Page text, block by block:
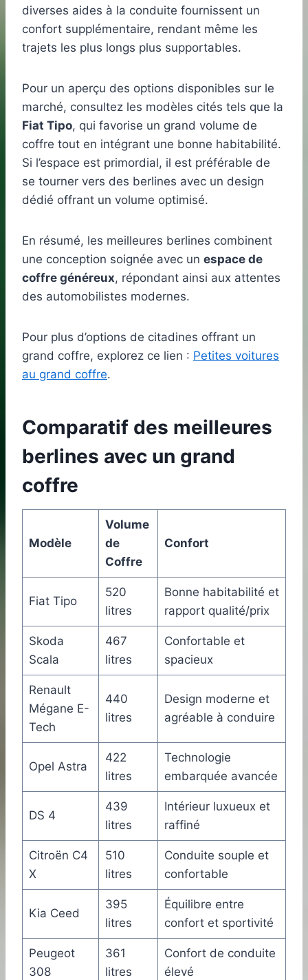
diverses aides à la conduite fournissent un
confort supplémentaire, rendant même les
trajets les plus longs plus supportables.
Pour un aperçu des options disponibles sur le
marché, consultez les modèles cités tels que la
Fiat Tipo, qui favorise un grand volume de
coffre tout en intégrant une bonne habitabilité.
Si l’espace est primordial, il est préférable de
se tourner vers des berlines avec un design
dédié offrant un volume optimisé.
En résumé, les meilleures berlines combinent
une conception soignée avec un espace de
coffre généreux, répondant ainsi aux attentes
des automobilistes modernes.
Pour plus d’options de citadines offrant un
grand coffre, explorez ce lien : Petites voitures
au grand coffre.
Comparatif des meilleures
berlines avec un grand
coffre
Modèle
Volume
de
Coffre
Confort
Fiat Tipo
520
litres
Bonne habitabilité et
rapport qualité/prix
Skoda
Scala
467
litres
Confortable et
spacieux
Renault
Mégane E-
Tech
440
litres
Design moderne et
agréable à conduire
Opel Astra
422
litres
Technologie
embarquée avancée
DS 4
439
litres
Intérieur luxueux et
raffiné
Citroën C4
X
510
litres
Conduite souple et
confortable
Kia Ceed
395
litres
Équilibre entre
confort et sportivité
Peugeot
308
361
litres
Confort de conduite
élevé